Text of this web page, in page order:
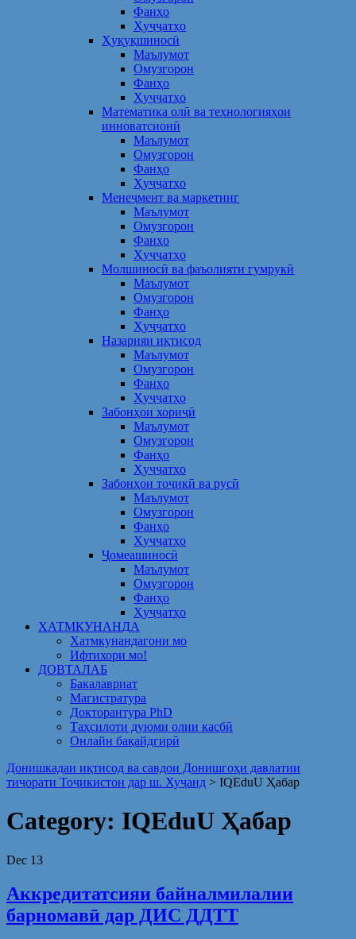
Фанҳо
Ҳуҷҷатҳо
Ҳуқуқшиносӣ
Маълумот
Омузгорон
Фанҳо
Ҳуҷҷатҳо
Математика олӣ ва технологияҳои
инноватсионӣ
Маълумот
Омузгорон
Фанҳо
Ҳуҷҷатҳо
Менеҷмент ва маркетинг
Маълумот
Омузгорон
Фанҳо
Ҳуҷҷатҳо
Молшиносӣ ва фаъолияти гумрукӣ
Маълумот
Омузгорон
Фанҳо
Ҳуҷҷатҳо
Назарияи иқтисод
Маълумот
Омузгорон
Фанҳо
Ҳуҷҷатҳо
Забонҳои хориҷӣ
Маълумот
Омузгорон
Фанҳо
Ҳуҷҷатҳо
Забонҳои тоҷикӣ ва русӣ
Маълумот
Омузгорон
Фанҳо
Ҳуҷҷатҳо
Ҷомеашиносӣ
Маълумот
Омузгорон
Фанҳо
Ҳуҷҷатҳо
ХАТМКУНАНДА
Хатмкунандагони мо
Ифтихори мо!
ДОВТАЛАБ
Бакалавриат
Магистратура
Докторантура PhD
Таҳсилоти дуюми олии касбӣ
Онлайн бақайдгирӣ
Донишкадаи иқтисод ва савдои Донишгоҳи давлатии
тиҷорати Тоҷикистон дар ш. Хуҷанд > IQEduU Ҳабар
Category: IQEduU Ҳабар
Dec 13
Аккредитатсияи байналмилалии
барномавӣ дар ДИС ДДТТ